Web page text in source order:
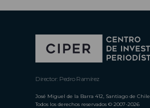
Director: Pedro Ramírez
José Miguel de la Barra 412, Santiago de Chile
Todos los derechos reservados © 2007-2026